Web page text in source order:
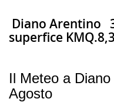
Diano Arentino
superfice
Il Meteo a
Agosto